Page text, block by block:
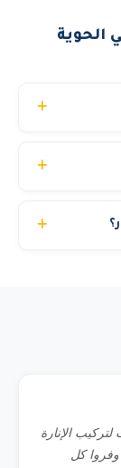
الحوية
مجانية
حساب مخصص
ساعة للتوصيل بين المدن. نعمل على مدار الساعة 24/7 لضمان
الإنارة
وفروا كل